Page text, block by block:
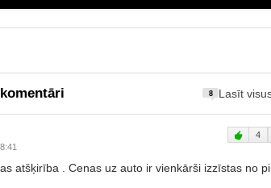
8 Lasīt
4
atšķirība . Cenas uz auto ir vienkārši izzīstas no